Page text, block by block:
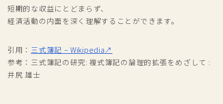
短期的な収益にとどまらず、
経済活動の内面を深く理解することができます。
引用： 三式簿記 – Wikipedia↗
参考：三式簿記の研究: 複式簿記の論理的拡張をめざして :
井尻 雄士